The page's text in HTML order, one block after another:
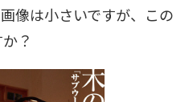
像は小さいですが、この
？